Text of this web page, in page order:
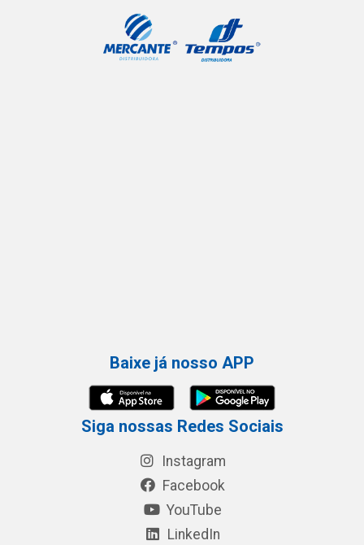
Baixe já nosso APP
Siga nossas Redes Sociais
Instagram
Facebook
YouTube
LinkedIn